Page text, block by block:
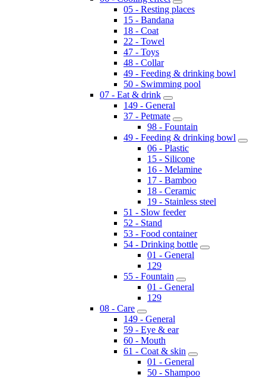
05 - Resting places
15 - Bandana
18 - Coat
22 - Towel
47 - Toys
48 - Collar
49 - Feeding & drinking bowl
50 - Swimming pool
07 - Eat & drink
149 - General
37 - Petmate
98 - Fountain
49 - Feeding & drinking bowl
06 - Plastic
15 - Silicone
16 - Melamine
17 - Bamboo
18 - Ceramic
19 - Stainless steel
51 - Slow feeder
52 - Stand
53 - Food container
54 - Drinking bottle
01 - General
129
55 - Fountain
01 - General
129
08 - Care
149 - General
59 - Eye & ear
60 - Mouth
61 - Coat & skin
01 - General
50 - Shampoo